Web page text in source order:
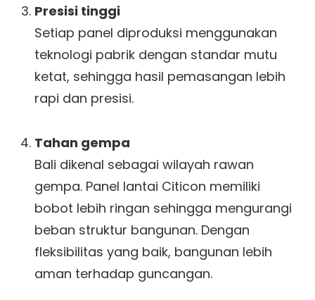
Presisi tinggi
Setiap panel diproduksi menggunakan
teknologi pabrik dengan standar mutu
ketat, sehingga hasil pemasangan lebih
rapi dan presisi.
Tahan gempa
Bali dikenal sebagai wilayah rawan
gempa. Panel lantai Citicon memiliki
bobot lebih ringan sehingga mengurangi
beban struktur bangunan. Dengan
fleksibilitas yang baik, bangunan lebih
aman terhadap guncangan.